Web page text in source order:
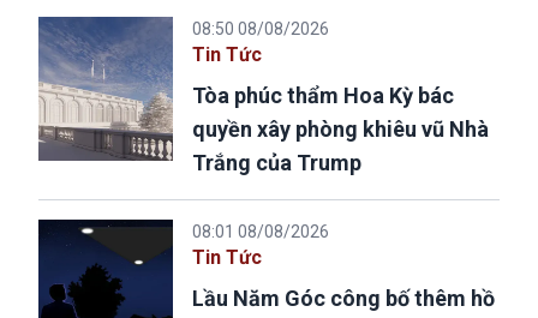
08:50 08/08/2026
Tin Tức
Tòa phúc thẩm Hoa Kỳ bác
quyền xây phòng khiêu vũ Nhà
Trắng của Trump
08:01 08/08/2026
Tin Tức
Lầu Năm Góc công bố thêm hồ